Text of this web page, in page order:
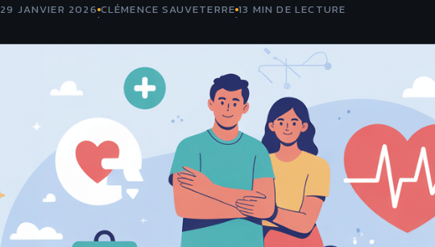
29 JANVIER 2026·CLÉMENCE SAUVETERRE·13 MIN DE LECTURE